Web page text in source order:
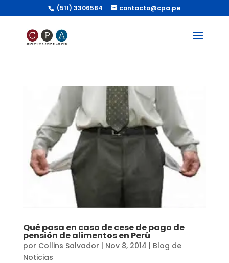
(511) 3306584 contacto@cpa.pe
Qué pasa en caso de cese de pago de
pensión de alimentos en Perú
por Collins Salvador | Nov 8, 2014 | Blog de
Noticias